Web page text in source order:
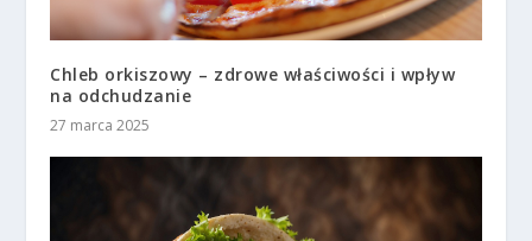
Chleb orkiszowy – zdrowe właściwości i wpływ
na odchudzanie
27 marca 2025